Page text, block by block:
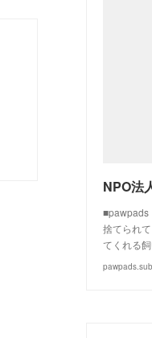
NPO法
■pawpads
捨てられ
てくれる